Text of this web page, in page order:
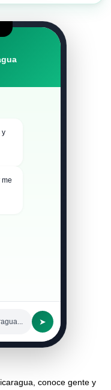
y
me
➤
conoce gente y